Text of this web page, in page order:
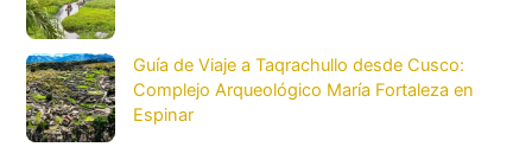
Guía de Viaje a Taqrachullo desde Cusco:
Complejo Arqueológico María Fortaleza en
Espinar